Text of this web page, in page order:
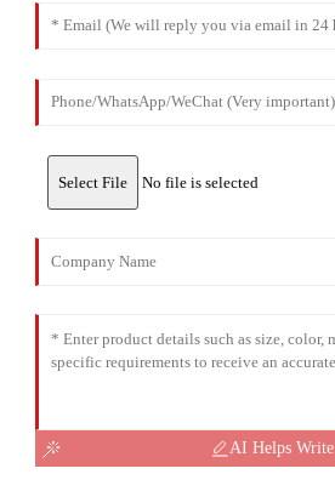
Select File No file is selected
AI Helps Write